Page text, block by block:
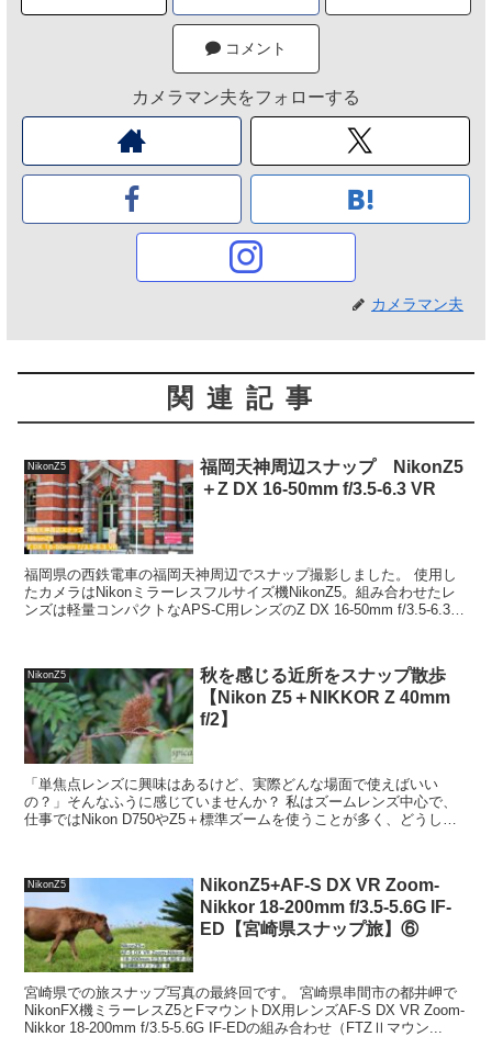
コメント
カメラマン夫をフォローする
カメラマン夫
関連記事
NikonZ5
福岡天神周辺スナップ NikonZ5
＋Z DX 16-50mm f/3.5-6.3 VR
福岡県の西鉄電車の福岡天神周辺でスナップ撮影しました。 使用し
たカメラはNikonミラーレスフルサイズ機NikonZ5。組み合わせたレ
ンズは軽量コンパクトなAPS-C用レンズのZ DX 16-50mm f/3.5-6.3
NikonZ5
秋を感じる近所をスナップ散歩
【Nikon Z5＋NIKKOR Z 40mm
f/2】
「単焦点レンズに興味はあるけど、実際どんな場面で使えばいい
の？」そんなふうに感じていませんか？ 私はズームレンズ中心で、
仕事ではNikon D750やZ5＋標準ズームを使うことが多く、どうして
NikonZ5
NikonZ5+AF-S DX VR Zoom-
Nikkor 18-200mm f/3.5-5.6G IF-
ED【宮崎県スナップ旅】⑥
宮崎県での旅スナップ写真の最終回です。 宮崎県串間市の都井岬で
NikonFX機ミラーレスZ5とFマウントDX用レンズAF-S DX VR Zoom-
Nikkor 18-200mm f/3.5-5.6G IF-EDの組み合わせ（FTZⅡマウン...